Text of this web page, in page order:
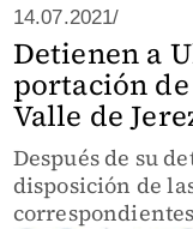
14.07.2021/
Detienen a
portación
Valle de
Después de su
disposición de
correspondientes